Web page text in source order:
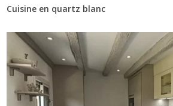
Cuisine en quartz blanc